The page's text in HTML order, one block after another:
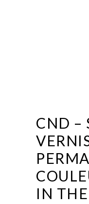
CND –
IN